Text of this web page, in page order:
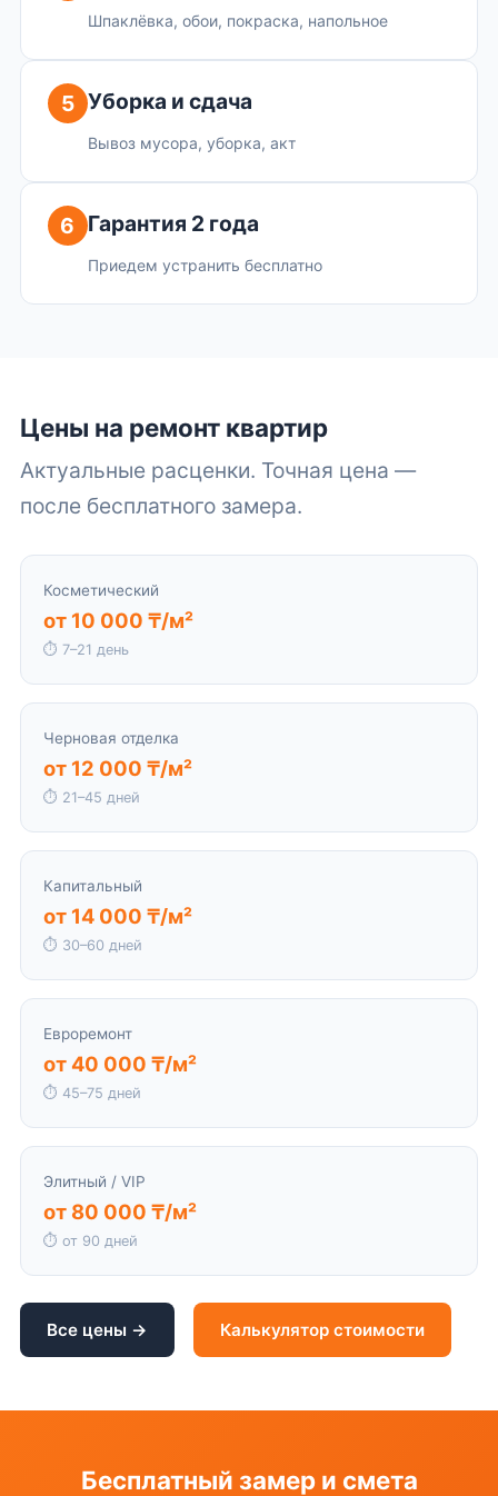
Шпаклёвка, обои, покраска, напольное
5 Уборка и сдача
Вывоз мусора, уборка, акт
6 Гарантия 2 года
Приедем устранить бесплатно
Цены на ремонт квартир
Актуальные расценки. Точная цена —
после бесплатного замера.
Косметический
от 10 000 ₸/м²
⏱ 7–21 день
Черновая отделка
от 12 000 ₸/м²
⏱ 21–45 дней
Капитальный
от 14 000 ₸/м²
⏱ 30–60 дней
Евроремонт
от 40 000 ₸/м²
⏱ 45–75 дней
Элитный / VIP
от 80 000 ₸/м²
⏱ от 90 дней
Все цены → Калькулятор стоимости
Бесплатный замер и смета